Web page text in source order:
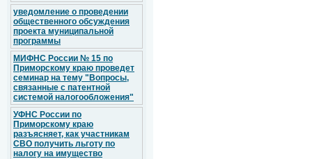
уведомление о проведении
общественного обсуждения
проекта муниципальной
программы
МИФНС России № 15 по
Приморскому краю проведет
семинар на тему "Вопросы,
связанные с патентной
системой налогообложения"
УФНС России по
Приморскому краю
разъясняет, как участникам
СВО получить льготу по
налогу на имущество